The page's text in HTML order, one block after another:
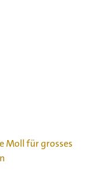
Moll für grosses